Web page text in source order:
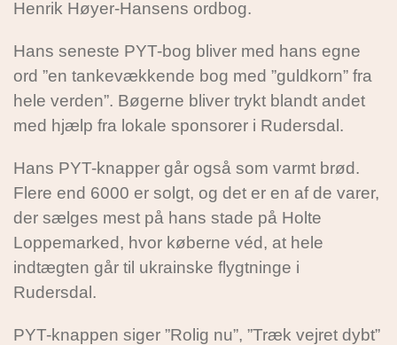
Henrik Høyer-Hansens ordbog.
Hans seneste PYT-bog bliver med hans egne
ord ”en tankevækkende bog med ”guldkorn” fra
hele verden”. Bøgerne bliver trykt blandt andet
med hjælp fra lokale sponsorer i Rudersdal.
Hans PYT-knapper går også som varmt brød.
Flere end 6000 er solgt, og det er en af de varer,
der sælges mest på hans stade på Holte
Loppemarked, hvor køberne véd, at hele
indtægten går til ukrainske flygtninge i
Rudersdal.
PYT-knappen siger ”Rolig nu”, ”Træk vejret dybt”